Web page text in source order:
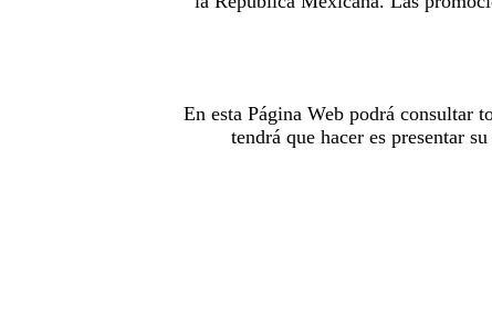
En esta Página Web podrá consultar
tendrá que hacer es presentar